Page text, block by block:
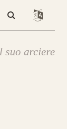
suo arciere